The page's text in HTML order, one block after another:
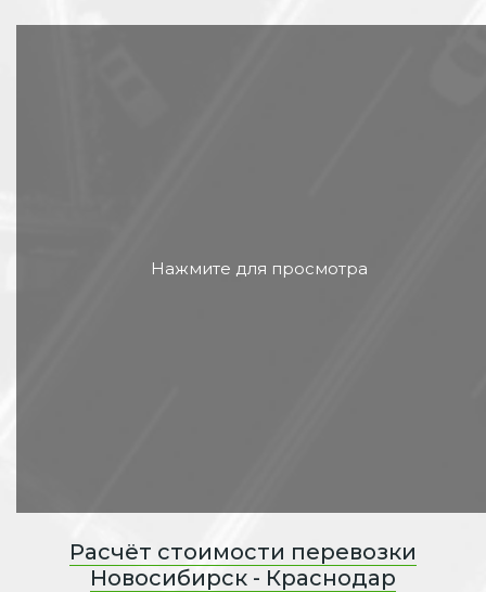
Расчёт стоимости перевозки
Новосибирск - Краснодар